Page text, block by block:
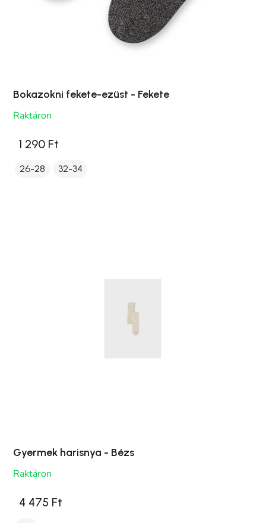
Bokazokni fekete-ezüst - Fekete
Raktáron
1 290 Ft
26-28 32-34
Gyermek harisnya - Bézs
Raktáron
4 475 Ft